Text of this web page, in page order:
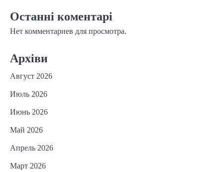
Останні коментарі
Нет комментариев для просмотра.
Архіви
Август 2026
Июль 2026
Июнь 2026
Май 2026
Апрель 2026
Март 2026